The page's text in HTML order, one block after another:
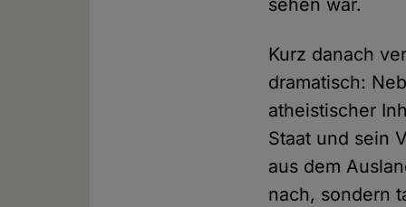
sehen war.
Kurz danach
dramatisch:
atheistischer
Staat und sein
aus dem
nach, sondern